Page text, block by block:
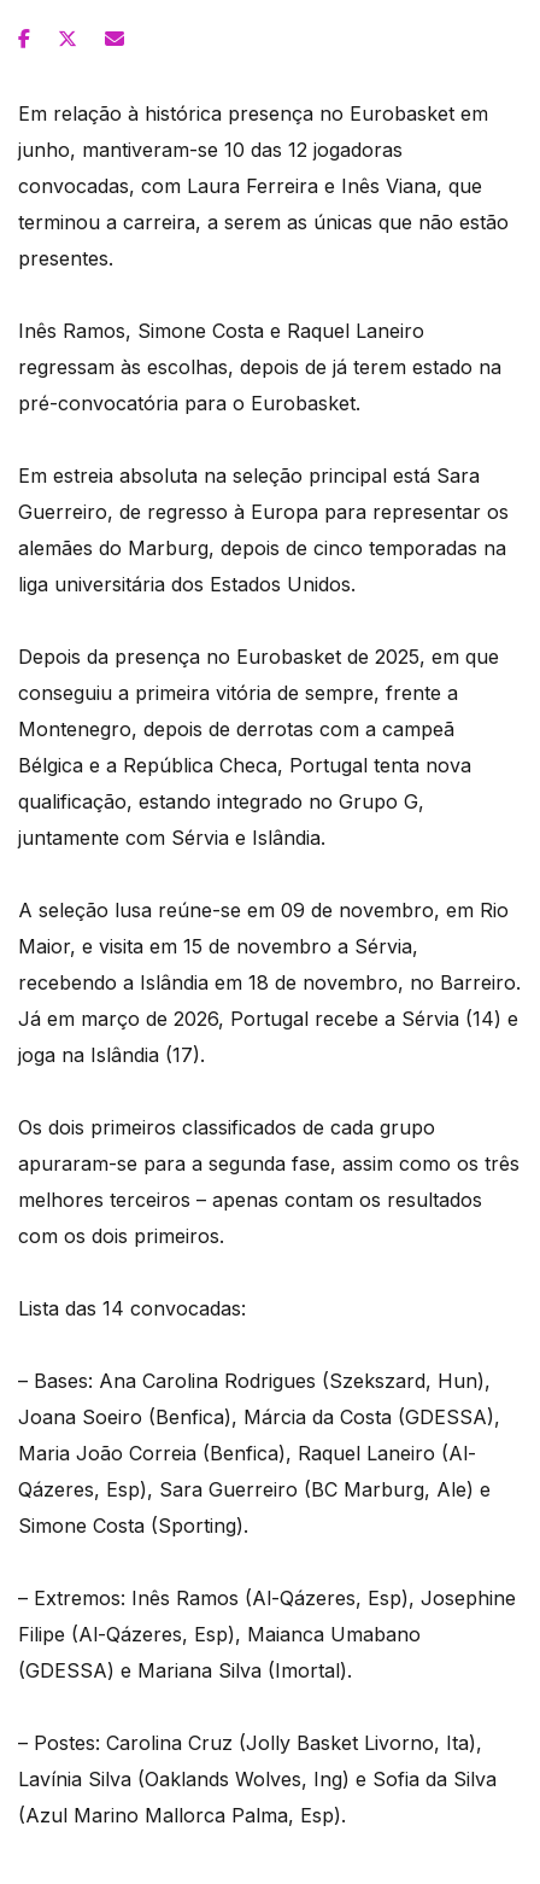
Em relação à histórica presença no Eurobasket em
junho, mantiveram-se 10 das 12 jogadoras
convocadas, com Laura Ferreira e Inês Viana, que
terminou a carreira, a serem as únicas que não estão
presentes.
Inês Ramos, Simone Costa e Raquel Laneiro
regressam às escolhas, depois de já terem estado na
pré-convocatória para o Eurobasket.
Em estreia absoluta na seleção principal está Sara
Guerreiro, de regresso à Europa para representar os
alemães do Marburg, depois de cinco temporadas na
liga universitária dos Estados Unidos.
Depois da presença no Eurobasket de 2025, em que
conseguiu a primeira vitória de sempre, frente a
Montenegro, depois de derrotas com a campeã
Bélgica e a República Checa, Portugal tenta nova
qualificação, estando integrado no Grupo G,
juntamente com Sérvia e Islândia.
A seleção lusa reúne-se em 09 de novembro, em Rio
Maior, e visita em 15 de novembro a Sérvia,
recebendo a Islândia em 18 de novembro, no Barreiro.
Já em março de 2026, Portugal recebe a Sérvia (14) e
joga na Islândia (17).
Os dois primeiros classificados de cada grupo
apuraram-se para a segunda fase, assim como os três
melhores terceiros – apenas contam os resultados
com os dois primeiros.
Lista das 14 convocadas:
– Bases: Ana Carolina Rodrigues (Szekszard, Hun),
Joana Soeiro (Benfica), Márcia da Costa (GDESSA),
Maria João Correia (Benfica), Raquel Laneiro (Al-
Qázeres, Esp), Sara Guerreiro (BC Marburg, Ale) e
Simone Costa (Sporting).
– Extremos: Inês Ramos (Al-Qázeres, Esp), Josephine
Filipe (Al-Qázeres, Esp), Maianca Umabano
(GDESSA) e Mariana Silva (Imortal).
– Postes: Carolina Cruz (Jolly Basket Livorno, Ita),
Lavínia Silva (Oaklands Wolves, Ing) e Sofia da Silva
(Azul Marino Mallorca Palma, Esp).